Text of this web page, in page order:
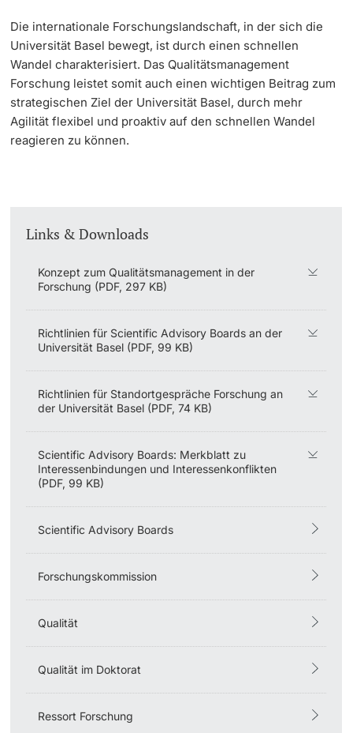
Die internationale Forschungslandschaft, in der sich die
Universität Basel bewegt, ist durch einen schnellen
Wandel charakterisiert. Das Qualitätsmanagement
Forschung leistet somit auch einen wichtigen Beitrag zum
strategischen Ziel der Universität Basel, durch mehr
Agilität flexibel und proaktiv auf den schnellen Wandel
reagieren zu können.
Links & Downloads
Konzept zum Qualitätsmanagement in der
Forschung (PDF, 297 KB)
Richtlinien für Scientific Advisory Boards an der
Universität Basel (PDF, 99 KB)
Richtlinien für Standortgespräche Forschung an
der Universität Basel (PDF, 74 KB)
Scientific Advisory Boards: Merkblatt zu
Interessenbindungen und Interessenkonflikten
(PDF, 99 KB)
Scientific Advisory Boards
Forschungskommission
Qualität
Qualität im Doktorat
Ressort Forschung